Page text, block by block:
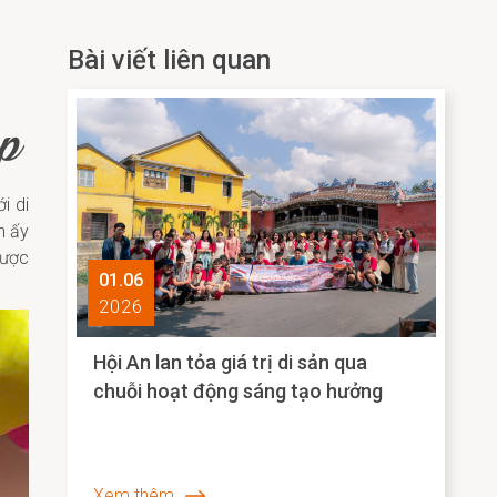
di
ấy
Bài viết liên quan
01.06
2026
Hội An lan tỏa giá trị di sản qua
chuỗi hoạt động sáng tạo hưởng